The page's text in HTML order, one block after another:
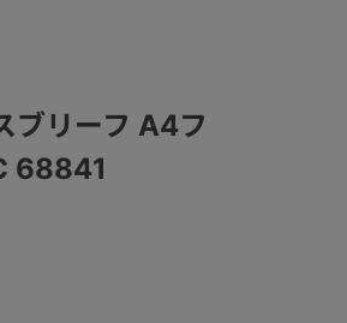
ブリーフ A4フ
68841